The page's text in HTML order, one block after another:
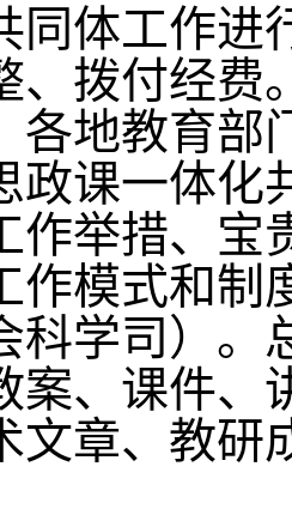
同体工作进
、拨付经费
地教育部
政课一体化
作举措、宝
作模式和制
科学司）。
案、课件、
文章、教研